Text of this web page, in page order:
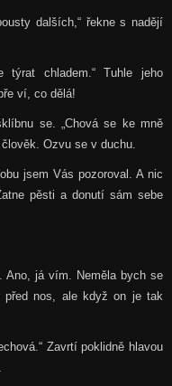
dalších,“ řekne s nadějí
chladem.“ Tuhle jeho
ví, co dělá!
se. „Chová se ke mně
Ozvu se v duchu.
jsem Vás pozoroval. A nic
pěsti a donutí sám sebe
Ano, já vím. Neměla bych se
před nos, ale když on je tak
Zavrtí poklidně hlavou